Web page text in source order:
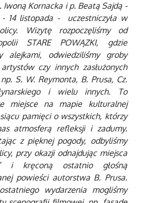
Kornacka i p. Beatą Sajdą -
listopada - uczestniczyła w
Wizytę rozpoczęliśmy od
STARE POWĄZKI, gdzie
alejkami, odwiedziliśmy groby
czy innych zasłużonych
S. W. Reymonta, B. Prusa, Cz.
i wielu innych. To
miejsce na mapie kulturalnej
pamięci o wszystkich, którzy
atmosferą refleksji i zadumy.
z pięknej pogody, odbyliśmy
przy okazji odnajdując miejsca
i kręconą ostatnio głośną
powieści autorstwa B. Prusa.
wydarzenia mogliśmy